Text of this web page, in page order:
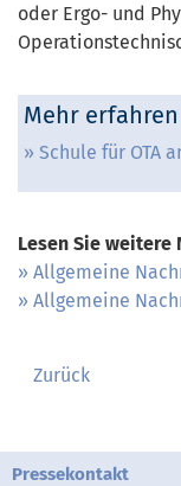
oder Ergo- und
Mehr erfahren
Schule für OTA
Lesen Sie weitere
Allgemeine
Allgemeine
Zurück
Pressekontakt